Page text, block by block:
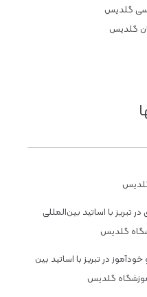
گلدیس
گلدیس
تبریز با اساتید بین‌المللی
گلدیس
در تبریز با اساتید بین
گلدیس